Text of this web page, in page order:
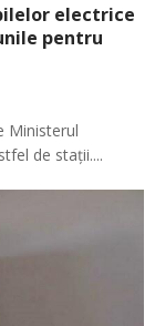
electrice
pentru
Ministerul
de stații....